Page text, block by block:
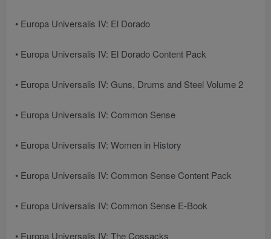
• Europa Universalis IV: El Dorado
• Europa Universalis IV: El Dorado Content Pack
• Europa Universalis IV: Guns, Drums and Steel Volume 2
• Europa Universalis IV: Common Sense
• Europa Universalis IV: Women in History
• Europa Universalis IV: Common Sense Content Pack
• Europa Universalis IV: Common Sense E-Book
• Europa Universalis IV: The Cossacks